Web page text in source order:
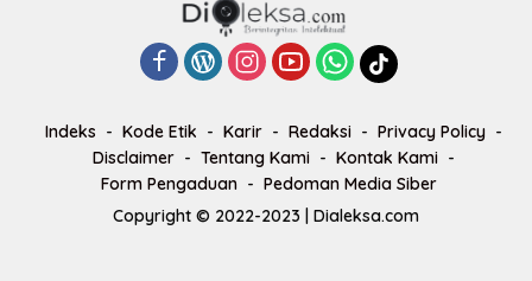
Indeks Kode Etik Karir Redaksi
Privacy Policy
Disclaimer
Tentang Kami
Kontak Kami
Form Pengaduan
Pedoman Media Siber
Copyright © 2022-2023 | Dialeksa.com